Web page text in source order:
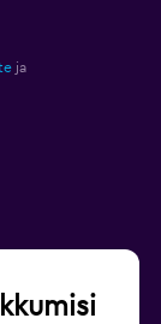
ja